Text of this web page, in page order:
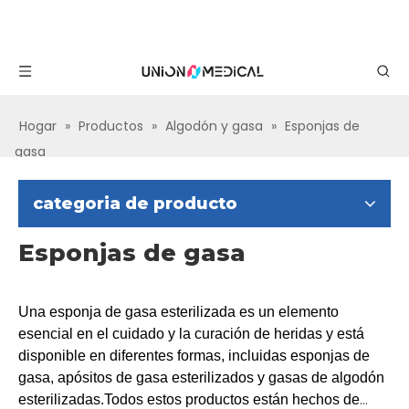
Hogar » Productos » Algodón y gasa » Esponjas de
gasa
categoria de producto
Esponjas de gasa
Una esponja de gasa esterilizada es un elemento
esencial en el cuidado y la curación de heridas y está
disponible en diferentes formas, incluidas esponjas de
gasa, apósitos de gasa esterilizados y gasas de algodón
esterilizadas.Todos estos productos están hechos de